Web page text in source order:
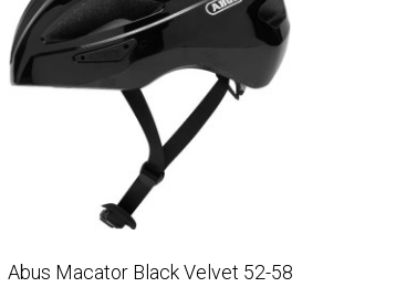
Abus Macator Black Velvet 52-58